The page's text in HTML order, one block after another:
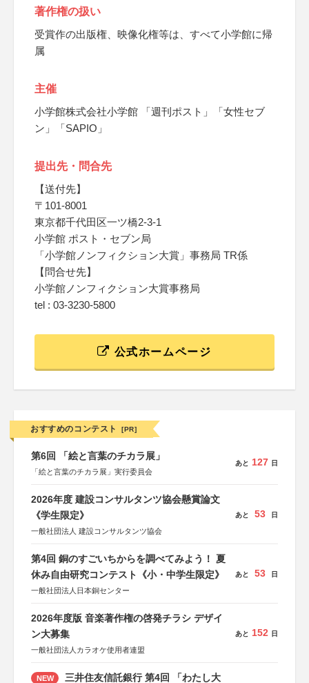
著作権の扱い
受賞作の出版権、映像化権等は、すべて小学館に帰
属
主催
小学館株式会社小学館 「週刊ポスト」「女性セブ
ン」「SAPIO」
提出先・問合先
【送付先】
〒101-8001
東京都千代田区一ツ橋2-3-1
小学館 ポスト・セブン局
「小学館ノンフィクション大賞」事務局 TR係
【問合せ先】
小学館ノンフィクション大賞事務局
tel : 03-3230-5800
公式ホームページ
おすすめのコンテスト [PR]
第6回 「絵と言葉のチカラ展」
「絵と言葉のチカラ展」実行委員会
あと 127 日
2026年度 建設コンサルタンツ協会懸賞論文
《学生限定》
一般社団法人 建設コンサルタンツ協会
あと 53 日
第4回 銅のすごいちからを調べてみよう！ 夏
休み自由研究コンテスト《小・中学生限定》
一般社団法人日本銅センター
あと 53 日
2026年度版 音楽著作権の啓発チラシ デザイ
ン大募集
一般社団法人カラオケ使用者連盟
あと 152 日
NEW 三井住友信託銀行 第4回 「わたし大